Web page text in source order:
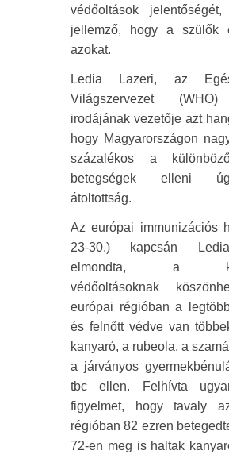
védőoltások
jellemző, hogy a szülők
azokat.
Ledia Lazeri, az
Világszervezet
irodájának vezetője azt
hogy Magyarországon
százalékos a
betegségek elleni
átoltottság.
Az európai immunizációs
23-30.) kapcsán
elmondta, a
védőoltásoknak
európai régióban a
és felnőtt védve van
kanyaró, a rubeola, a
a járványos
tbc ellen. Felhívta
figyelmet, hogy tavaly
régióban 82 ezren
72-en meg is haltak